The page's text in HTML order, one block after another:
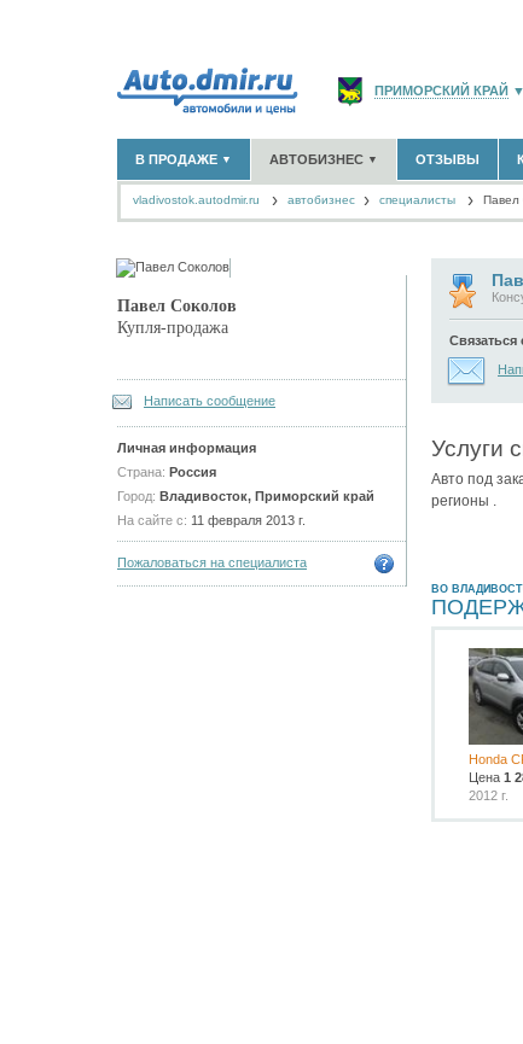
ПРИМОРСКИЙ КРАЙ ▼
МОСКВА И ОБЛАСТЬ
САНКТ-ПЕТЕРБУРГ И
СЕВАСТОПОЛЬ (11)
В ПРОДАЖЕ ▼
НОВЫЕ АВТОМОБИЛИ(22)
+ РАЗМЕСТИТЬ ОБЪЯВЛЕНИЕ
АВТОБИЗНЕС ▼
ОФИЦИАЛЬНЫЕ ДИЛЕРЫ(2)
(3)
+ ДОБАВИТЬ КОМПАНИЮ
ОТЗЫВЫ
vladivostok.autodmir.ru автобизнес специалисты Павел
Павел Соколов
Купля-продажа
Написать сообщение
Личная информация
Страна: Россия
Город: Владивосток, Приморский край
На сайте с: 11 февраля 2013 г.
Пожаловаться на специалиста
Связаться
Услуги
Авто под
регионы .
ВО
Honda
Цена1
2012 г.